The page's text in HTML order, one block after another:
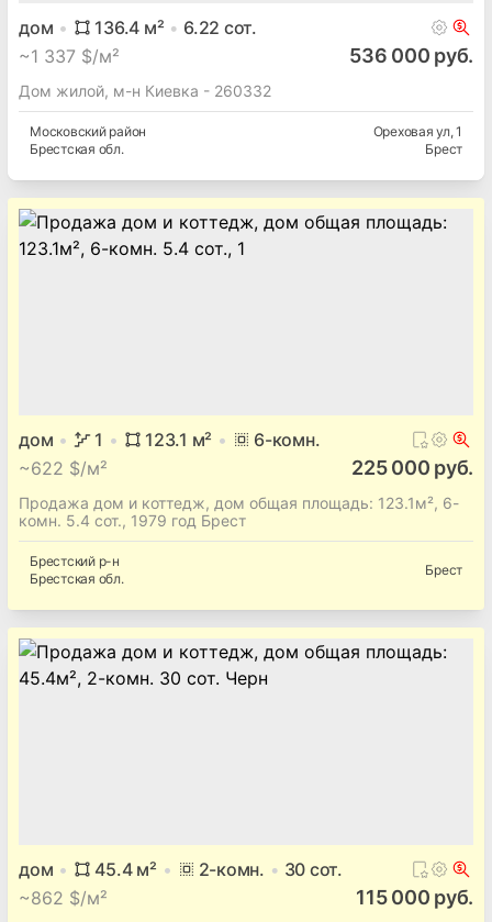
дом 136.4 м² 6.22 сот.
~1 337 $/м² 536 000 руб.
Дом жилой, м-н Киевка - 260332
Московскийрайон
Брестская обл.
Ореховая ул, 1
Брест
дом 1 123.1 м² 6-комн.
~622 $/м² 225 000 руб.
Продажа дом и коттедж, дом общая площадь: 123.1м², 6-
комн. 5.4 сот., 1979 год Брест
Брестскийр-н
Брестская обл.
Брест
дом 45.4м² 2-комн. 30 сот.
~862 $/м² 115 000 руб.